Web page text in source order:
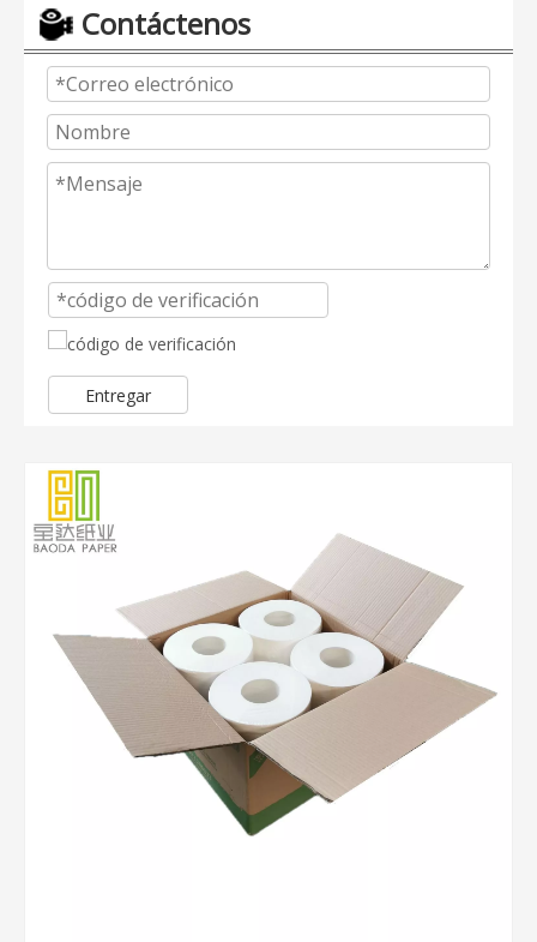
Contáctenos
Entregar